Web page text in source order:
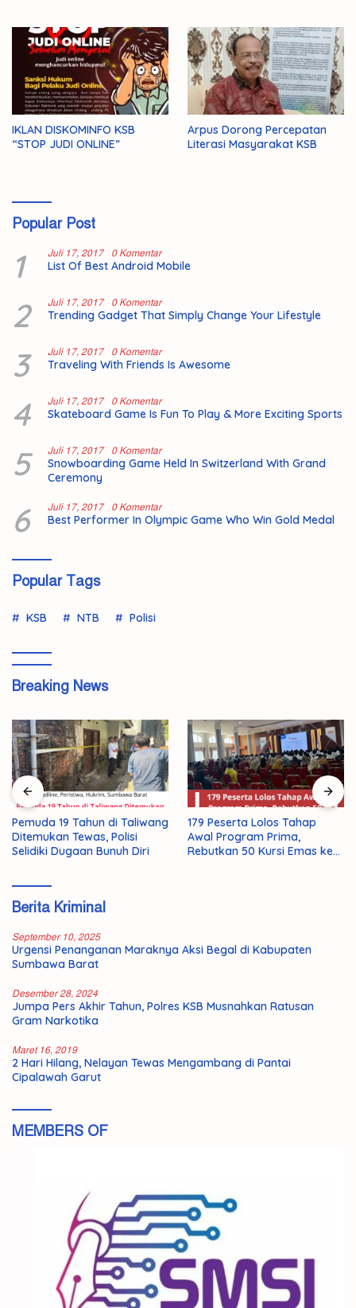
IKLAN DISKOMINFO KSB
“STOP JUDI ONLINE”
Arpus Dorong Percepatan
Literasi Masyarakat KSB
Popular Post
1 Juli 17, 2017 0 Komentar
List Of Best Android Mobile
2 Juli 17, 2017 0 Komentar
Trending Gadget That Simply Change Your Lifestyle
3 Juli 17, 2017 0 Komentar
Traveling With Friends Is Awesome
4 Juli 17, 2017 0 Komentar
Skateboard Game Is Fun To Play & More Exciting Sports
5 Juli 17, 2017 0 Komentar
Snowboarding Game Held In Switzerland With Grand
Ceremony
6 Juli 17, 2017 0 Komentar
Best Performer In Olympic Game Who Win Gold Medal
Popular Tags
KSB NTB Polisi
Breaking News
Pemuda 19 Tahun di Taliwang
Ditemukan Tewas, Polisi
Selidiki Dugaan Bunuh Diri
179 Peserta Lolos Tahap
Awal Program Prima,
Rebutkan 50 Kursi Emas ke
Berita Kriminal
September 10, 2025
Urgensi Penanganan Maraknya Aksi Begal di Kabupaten
Sumbawa Barat
Desember 28, 2024
Jumpa Pers Akhir Tahun, Polres KSB Musnahkan Ratusan
Gram Narkotika
Maret 16, 2019
2 Hari Hilang, Nelayan Tewas Mengambang di Pantai
Cipalawah Garut
MEMBERS OF